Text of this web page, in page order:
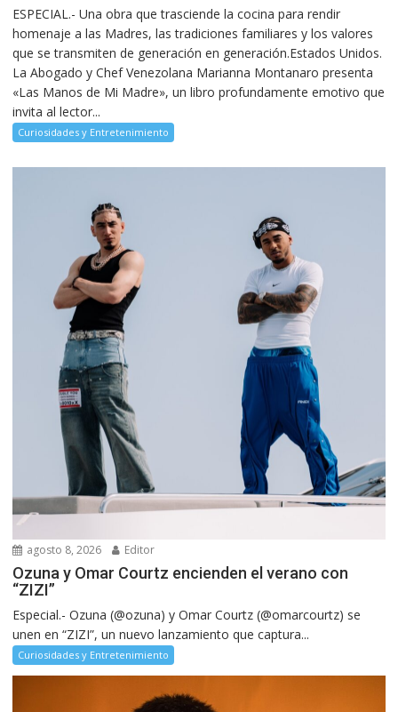
ESPECIAL.- Una obra que trasciende la cocina para rendir
homenaje a las Madres, las tradiciones familiares y los valores
que se transmiten de generación en generación.Estados Unidos.
La Abogado y Chef Venezolana Marianna Montanaro presenta
«Las Manos de Mi Madre», un libro profundamente emotivo que
invita al lector...
Curiosidades y Entretenimiento
agosto 8, 2026 Editor
Ozuna y Omar Courtz encienden el verano con
“ZIZI”
Especial.- Ozuna (@ozuna) y Omar Courtz (@omarcourtz) se
unen en “ZIZI”, un nuevo lanzamiento que captura...
Curiosidades y Entretenimiento